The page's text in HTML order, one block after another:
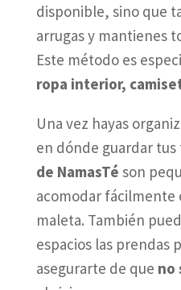
disponible, sino que
arrugas y mantienes
Este método es
ropa interior,
Una vez hayas
en dónde guardar tus
de NamasTé son
acomodar fácilmente
maleta. También
espacios las prendas
asegurarte de que no